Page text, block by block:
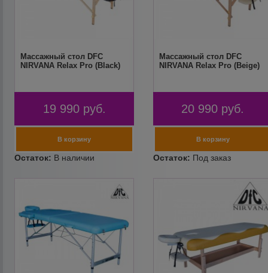
Массажный стол DFC
NIRVANA Relax Pro (Black)
19 990 руб.
Массажный стол DFC
NIRVANA Relax Pro (Beige)
20 990 руб.